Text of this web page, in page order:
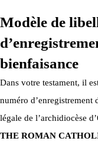
Modèle de
bienfaisance
Dans votre testament, il
numéro d’enregistrement
légale de l’archidiocèse
THE ROMAN